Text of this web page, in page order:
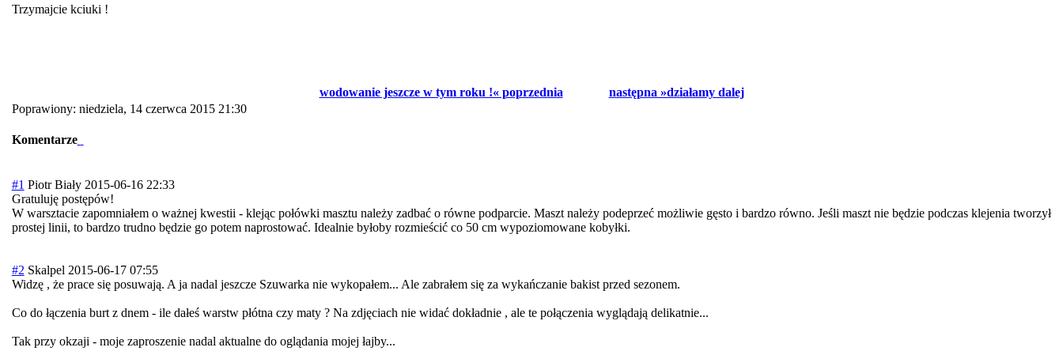
Trzymajcie kciuki !
wodowanie jeszcze w tym roku !« poprzednia
następna »działamy dalej
Poprawiony: niedziela, 14 czerwca 2015 21:30
Komentarze
#1 Piotr Biały 2015-06-16 22:33
Gratuluję postępów!
W warsztacie zapomniałem o ważnej kwestii - klejąc połówki masztu należy zadbać o równe podparcie. Maszt należy podeprzeć możliwie gęsto i bardzo równo. Jeśli maszt nie będzie podczas klejenia tworzył
prostej linii, to bardzo trudno będzie go potem naprostować. Idealnie byłoby rozmieścić co 50 cm wypoziomowane kobyłki.
#2 Skalpel 2015-06-17 07:55
Widzę , że prace się posuwają. A ja nadal jeszcze Szuwarka nie wykopałem... Ale zabrałem się za wykańczanie bakist przed sezonem.
Co do łączenia burt z dnem - ile dałeś warstw płótna czy maty ? Na zdjęciach nie widać dokładnie , ale te połączenia wyglądają delikatnie...
Tak przy okzaji - moje zaproszenie nadal aktualne do oglądania mojej łajby...